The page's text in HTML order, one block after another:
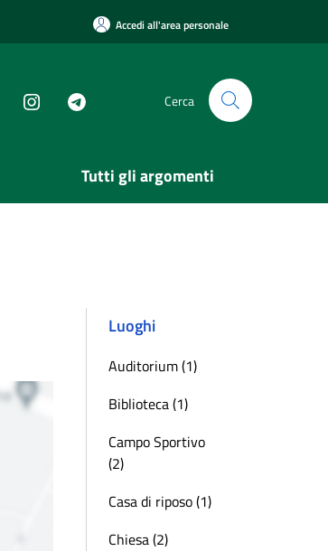
Accedi all'area personale
Cerca
Tutti gli argomenti
Luoghi
Auditorium (1)
Biblioteca (1)
Campo Sportivo
(2)
Casa di riposo (1)
Chiesa (2)